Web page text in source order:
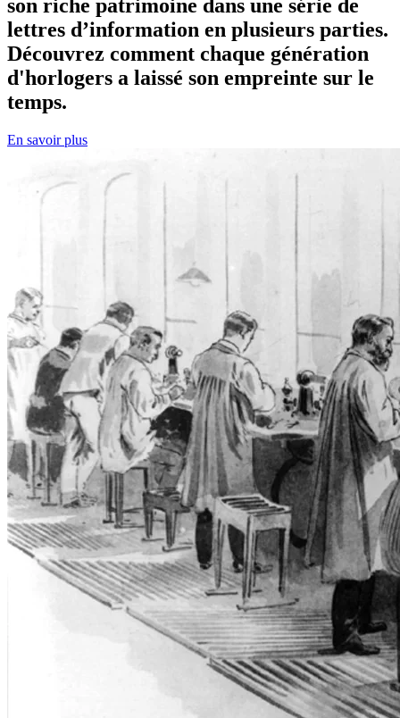
son riche patrimoine dans une série de
lettres d’information en plusieurs parties.
Découvrez comment chaque génération
d'horlogers a laissé son empreinte sur le
temps.
En savoir plus